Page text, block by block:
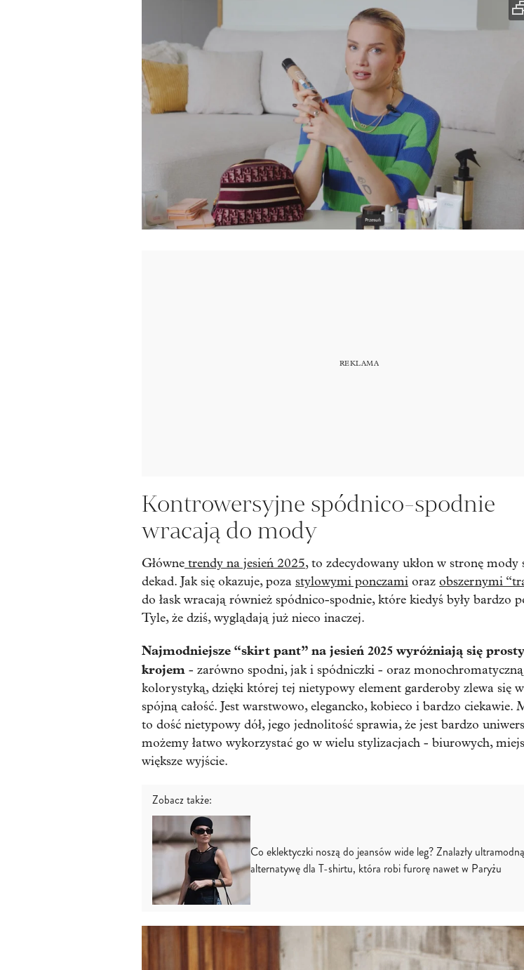
Kontrowersyjne spódnico-spodnie
wracają do mody
Główne trendy na jesień 2025, to zdecydowany ukłon w stronę mody
dekad. Jak się okazuje, poza stylowymi ponczami oraz obszernymi
do łask wracają również spódnico-spodnie, które kiedyś były bardzo
Tyle, że dziś, wyglądają już nieco inaczej.
Najmodniejsze “skirt pant” na jesień 2025 wyróżniają się
krojem - zarówno spodni, jak i spódniczki - oraz monochromatyczną
kolorystyką, dzięki której tej nietypowy element garderoby zlewa się
spójną całość. Jest warstwowo, elegancko, kobieco i bardzo ciekawie.
to dość nietypowy dół, jego jednolitość sprawia, że jest bardzo
możemy łatwo wykorzystać go w wielu stylizacjach - biurowych,
większe wyjście.
Zobacz także:
Co eklektyczki noszą do jeansów wide leg? Znalazły ultramodną
alternatywę dla T-shirtu, która robi furorę nawet w Paryżu